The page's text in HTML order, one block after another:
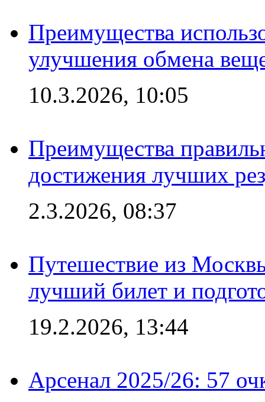
Преимущества
улучшения обмена
10.3.2026, 10:05
Преимущества
достижения лучших
2.3.2026, 08:37
Путешествие из
лучший билет и
19.2.2026, 13:44
Арсенал 2025/26: 57